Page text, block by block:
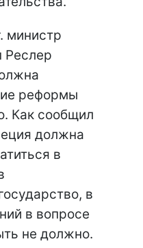
министр
Реслер
реформы
Как сообщил
должна
в
в
в вопросе
не должно.